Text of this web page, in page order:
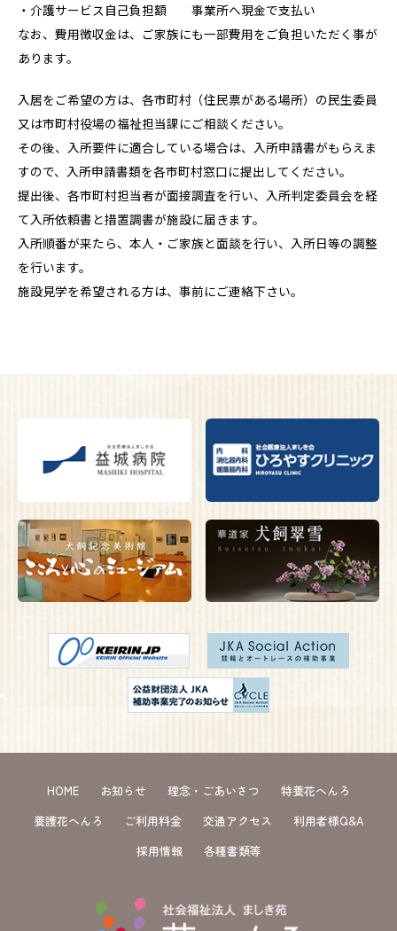
・介護サービス自己負担額 事業所へ現金で支払い
なお、費用徴収金は、ご家族にも一部費用をご負担いただく事が
あります。
入居をご希望の方は、各市町村（住民票がある場所）の民生委員
又は市町村役場の福祉担当課にご相談ください。
その後、入所要件に適合している場合は、入所申請書がもらえま
すので、入所申請書類を各市町村窓口に提出してください。
提出後、各市町村担当者が面接調査を行い、入所判定委員会を経
て入所依頼書と措置調書が施設に届きます。
入所順番が来たら、本人・ご家族と面談を行い、入所日等の調整
を行います。
施設見学を希望される方は、事前にご連絡下さい。
HOME お知らせ 理念・ごあいさつ
特養花へんろ
養護花へんろ
ご利用料金 交通アクセス
利用者様Q&A
採用情報
各種書類等